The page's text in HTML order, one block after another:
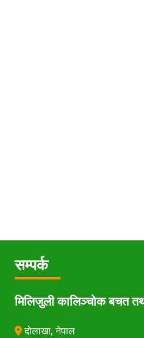
सम्पर्क
मिलिजुली कालिञ्चोक बचत
दोलाखा, नेपाल